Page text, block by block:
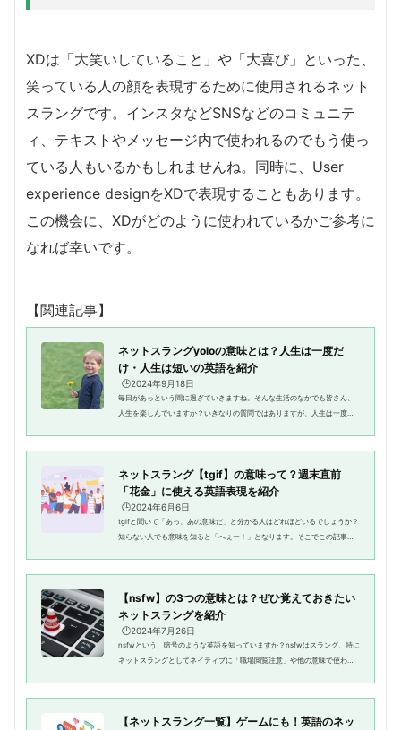
XDは「大笑いしていること」や「大喜び」といった、
笑っている人の顔を表現するために使用されるネット
スラングです。インスタなどSNSなどのコミュニテ
ィ、テキストやメッセージ内で使われるのでもう使っ
ている人もいるかもしれませんね。同時に、User
experience designをXDで表現することもあります。
この機会に、XDがどのように使われているかご参考に
なれば幸いです。
【関連記事】
ネットスラングyoloの意味とは？人生は一度だ
け・人生は短いの英語を紹介
🕒️2024年9月18日
毎日があっという間に過ぎていきますね。そんな生活のなかでも皆さん、
人生を楽しんでいますか？いきなりの質問ではありますが、人生は一度き
ネットスラング【tgif】の意味って？週末直前
「花金」に使える英語表現を紹介
🕒️2024年6月6日
tgifと聞いて「あっ、あの意味だ」と分かる人はどれほどいるでしょうか？
知らない人でも意味を知ると「へぇー！」となります。そこでこの記事で
【nsfw】の3つの意味とは？ぜひ覚えておきたい
ネットスラングを紹介
🕒️2024年7月26日
nsfwという、暗号のような英語を知っていますか？nsfwはスラング、特に
ネットスラングとしてネイティブに「職場閲覧注意」や他の意味で使われ
【ネットスラング一覧】ゲームにも！英語のネッ